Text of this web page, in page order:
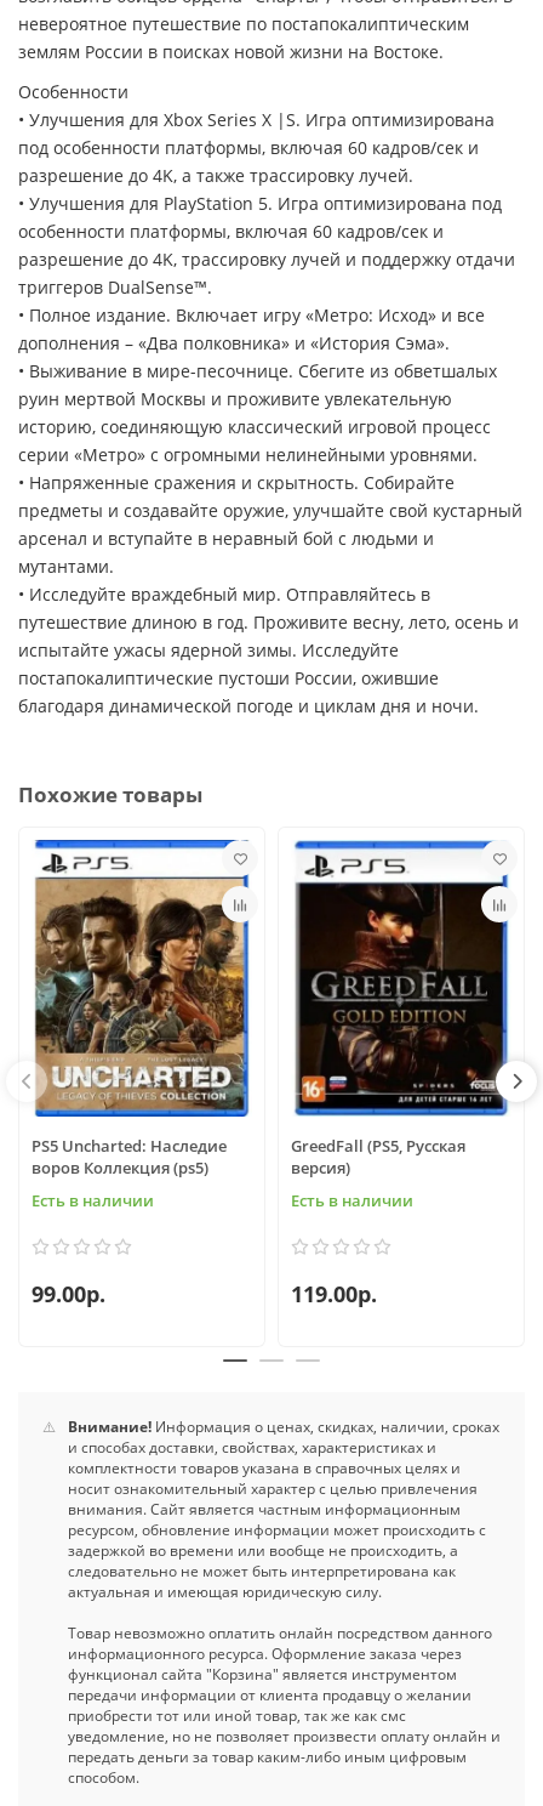
невероятное путешествие по постапокалиптическим
землям России в поисках новой жизни на Востоке.
Особенности
• Улучшения для Xbox Series X |S. Игра оптимизирована
под особенности платформы, включая 60 кадров/сек и
разрешение до 4K, а также трассировку лучей.
• Улучшения для PlayStation 5. Игра оптимизирована под
особенности платформы, включая 60 кадров/сек и
разрешение до 4K, трассировку лучей и поддержку отдачи
триггеров DualSense™.
• Полное издание. Включает игру «Метро: Исход» и все
дополнения – «Два полковника» и «История Сэма».
• Выживание в мире-песочнице. Сбегите из обветшалых
руин мертвой Москвы и проживите увлекательную
историю, соединяющую классический игровой процесс
серии «Метро» с огромными нелинейными уровнями.
• Напряженные сражения и скрытность. Собирайте
предметы и создавайте оружие, улучшайте свой кустарный
арсенал и вступайте в неравный бой с людьми и
мутантами.
• Исследуйте враждебный мир. Отправляйтесь в
путешествие длиною в год. Проживите весну, лето, осень и
испытайте ужасы ядерной зимы. Исследуйте
постапокалиптические пустоши России, ожившие
благодаря динамической погоде и циклам дня и ночи.
Похожие товары
PS5 Uncharted: Наследие
воров Коллекция (ps5)
Есть в наличии
99.00р.
GreedFall (PS5, Русская
версия)
Есть в наличии
119.00р.
⚠️ Внимание! Информация о ценах, скидках, наличии, сроках
и способах доставки, свойствах, характеристиках и
комплектности товаров указана в справочных целях и
носит ознакомительный характер с целью привлечения
внимания. Сайт является частным информационным
ресурсом, обновление информации может происходить с
задержкой во времени или вообще не происходить, а
следовательно не может быть интерпретирована как
актуальная и имеющая юридическую силу.
Товар невозможно оплатить онлайн посредством данного
информационного ресурса. Оформление заказа через
функционал сайта "Корзина" является инструментом
передачи информации от клиента продавцу о желании
приобрести тот или иной товар, так же как смс
уведомление, но не позволяет произвести оплату онлайн и
передать деньги за товар каким-либо иным цифровым
способом.